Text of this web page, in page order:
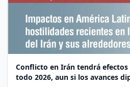
Conflicto en Irán tendrá efectos
todo 2026, aun si los avances